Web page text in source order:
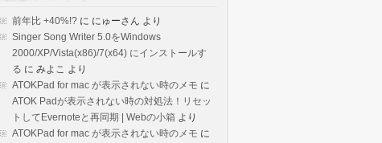
前年比 +40%!? に にゅーさん より
Singer Song Writer 5.0をWindows
2000/XP/Vista(x86)/7(x64) にインストールす
る に みよこ より
ATOKPad for mac が表示されない時のメモ に
ATOK Padが表示されない時の対処法！リセッ
トしてEvernoteと再同期 | Webの小箱 より
ATOKPad for mac が表示されない時のメモ に